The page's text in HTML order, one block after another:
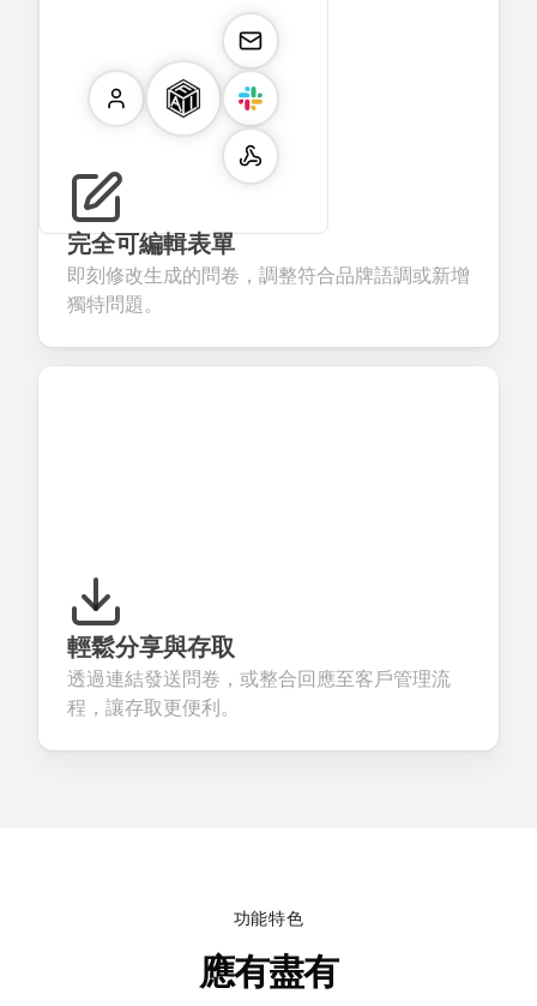
完全可編輯表單
即刻修改生成的問卷，調整符合品牌語調或新增
獨特問題。
輕鬆分享與存取
透過連結發送問卷，或整合回應至客戶管理流
程，讓存取更便利。
功能特色
應有盡有